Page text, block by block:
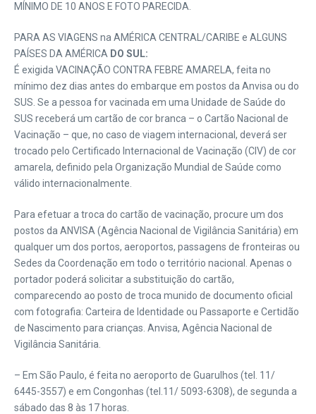
MÍNIMO DE 10 ANOS E FOTO PARECIDA.
PARA AS VIAGENS na AMÉRICA CENTRAL/CARIBE e ALGUNS
PAÍSES DA AMÉRICA DO SUL:
É exigida VACINAÇÃO CONTRA FEBRE AMARELA, feita no
mínimo dez dias antes do embarque em postos da Anvisa ou do
SUS. Se a pessoa for vacinada em uma Unidade de Saúde do
SUS receberá um cartão de cor branca – o Cartão Nacional de
Vacinação – que, no caso de viagem internacional, deverá ser
trocado pelo Certificado Internacional de Vacinação (CIV) de cor
amarela, definido pela Organização Mundial de Saúde como
válido internacionalmente.
Para efetuar a troca do cartão de vacinação, procure um dos
postos da ANVISA (Agência Nacional de Vigilância Sanitária) em
qualquer um dos portos, aeroportos, passagens de fronteiras ou
Sedes da Coordenação em todo o território nacional. Apenas o
portador poderá solicitar a substituição do cartão,
comparecendo ao posto de troca munido de documento oficial
com fotografia: Carteira de Identidade ou Passaporte e Certidão
de Nascimento para crianças. Anvisa, Agência Nacional de
Vigilância Sanitária.
– Em São Paulo, é feita no aeroporto de Guarulhos (tel. 11/
6445-3557) e em Congonhas (tel.11/ 5093-6308), de segunda a
sábado das 8 às 17 horas.